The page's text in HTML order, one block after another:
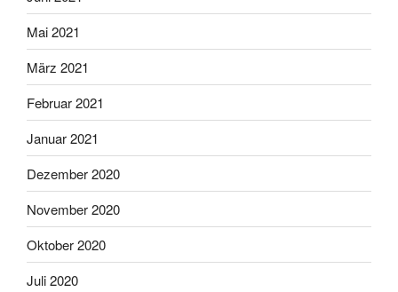
Mai 2021
März 2021
Februar 2021
Januar 2021
Dezember 2020
November 2020
Oktober 2020
Juli 2020